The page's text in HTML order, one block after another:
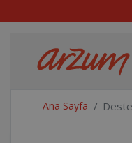
Ana Sayfa